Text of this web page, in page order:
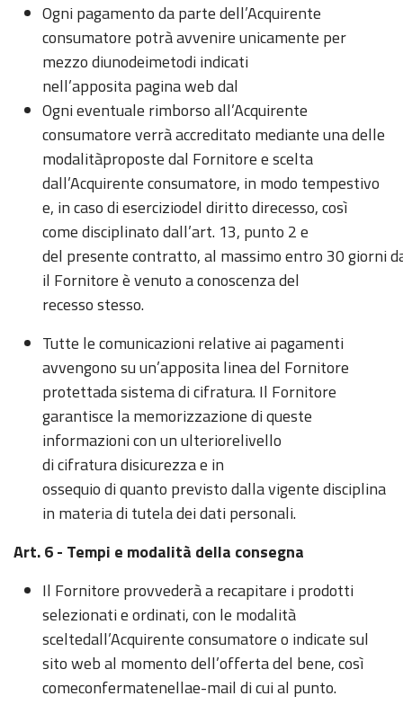
Ogni pagamento da parte dell’Acquirente
consumatore potrà avvenire unicamente per
mezzo diunodeimetodi indicati
nell’apposita pagina web dal
Ogni eventuale rimborso all’Acquirente
consumatore verrà accreditato mediante una delle
modalitàproposte dal Fornitore e scelta
dall’Acquirente consumatore, in modo tempestivo
e, in caso di eserciziodel diritto direcesso, così
come disciplinato dall’art. 13, punto 2 e
del presente contratto, al massimo entro 30 giorni
il Fornitore è venuto a conoscenza del
recesso stesso.
Tutte le comunicazioni relative ai pagamenti
avvengono su un’apposita linea del Fornitore
protettada sistema di cifratura. Il Fornitore
garantisce la memorizzazione di queste
informazioni con un ulteriorelivello
di cifratura disicurezza e in
ossequio di quanto previsto dalla vigente disciplina
in materia di tutela dei dati personali.
Art. 6 - Tempi e modalità della consegna
Il Fornitore provvederà a recapitare i prodotti
selezionati e ordinati, con le modalità
sceltedall’Acquirente consumatore o indicate sul
sito web al momento dell’offerta del bene, così
comeconfermatenellae-mail di cui al punto.